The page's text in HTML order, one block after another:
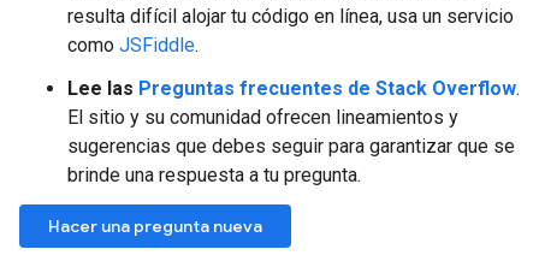
resulta difícil alojar tu código en línea, usa un servicio
como JSFiddle.
Lee las Preguntas frecuentes de Stack Overflow.
El sitio y su comunidad ofrecen lineamientos y
sugerencias que debes seguir para garantizar que se
brinde una respuesta a tu pregunta.
Hacer una pregunta nueva